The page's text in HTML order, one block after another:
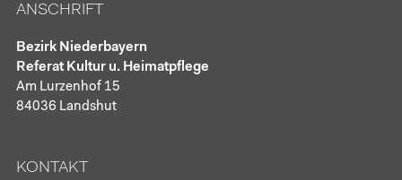
ANSCHRIFT
Bezirk Niederbayern
Referat Kultur u. Heimatpflege
Am Lurzenhof 15
84036 Landshut
KONTAKT